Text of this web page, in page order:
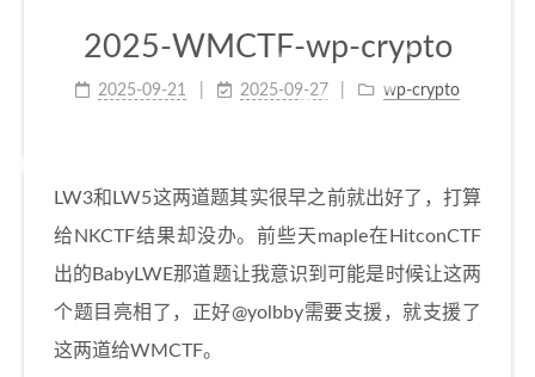
2025-WMCTF-wp-crypto
2025-09-21 2025-09-27 wp-crypto
LW3和LW5这两道题其实很早之前就出好了，打算
给NKCTF结果却没办。前些天maple在HitconCTF
出的BabyLWE那道题让我意识到可能是时候让这两
个题目亮相了，正好@yolbby需要支援，就支援了
这两道给WMCTF。